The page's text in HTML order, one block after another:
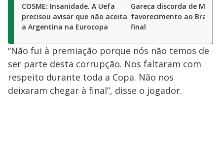
COSME: Insanidade. A Uefa
precisou avisar que não aceita
a Argentina na Eurocopa
Gareca discorda de Messi
favorecimento ao Brasil
final
“Não fui à premiação porque nós não temos de
ser parte desta corrupção. Nos faltaram com
respeito durante toda a Copa. Não nos
deixaram chegar à final”, disse o jogador.